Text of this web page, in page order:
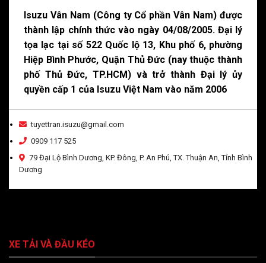
Isuzu Vân Nam (Công ty Cổ phần Vân Nam) được
thành lập chính thức vào ngày 04/08/2005. Đại lý
tọa lạc tại số 522 Quốc lộ 13, Khu phố 6, phường
Hiệp Bình Phước, Quận Thủ Đức (nay thuộc thành
phố Thủ Đức, TP.HCM) và trở thành Đại lý ủy
quyền cấp 1 của Isuzu Việt Nam vào năm 2006
tuyettran.isuzu@gmail.com
0909 117 525
79 Đại Lộ Bình Dương, KP. Đông, P. An Phú, TX. Thuận An, Tỉnh Bình
Dương
XE TẢI VÀ ĐẦU KÉO